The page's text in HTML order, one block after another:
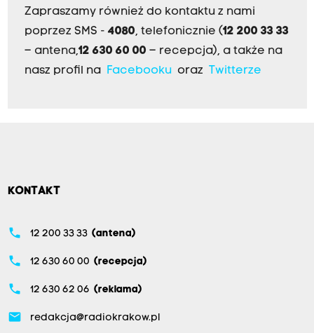
Zapraszamy również do kontaktu z nami
poprzez SMS - 4080, telefonicznie (12 200 33 33
– antena,12 630 60 00 – recepcja), a także na
nasz profil na Facebookuoraz Twitterze
KONTAKT
phone 12 200 33 33 (antena)
phone 12 630 60 00 (recepcja)
phone 12 630 62 06 (reklama)
email redakcja@radiokrakow.pl